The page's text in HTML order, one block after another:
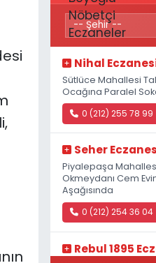
Nihal
Sütlüce Mahallesi
Ocağına Paralel
0 (212) 255 78 99
Seher
Piyalepaşa
Okmeydanı Cem
Aşağısında
0 (212) 254 36 04
Rebul 1895